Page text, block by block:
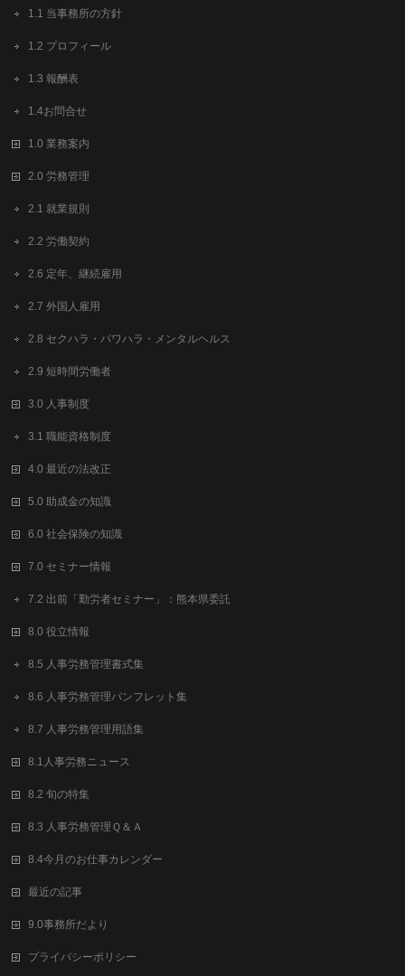
1.1 当事務所の方針
1.2 プロフィール
1.3 報酬表
1.4お問合せ
1.0 業務案内
2.0 労務管理
2.1 就業規則
2.2 労働契約
2.6 定年、継続雇用
2.7 外国人雇用
2.8 セクハラ・パワハラ・メンタルヘルス
2.9 短時間労働者
3.0 人事制度
3.1 職能資格制度
4.0 最近の法改正
5.0 助成金の知識
6.0 社会保険の知識
7.0 セミナー情報
7.2 出前「勤労者セミナー」：熊本県委託
8.0 役立情報
8.5 人事労務管理書式集
8.6 人事労務管理パンフレット集
8.7 人事労務管理用語集
8.1人事労務ニュース
8.2 旬の特集
8.3 人事労務管理Ｑ＆Ａ
8.4今月のお仕事カレンダー
最近の記事
9.0事務所だより
プライバシーポリシー